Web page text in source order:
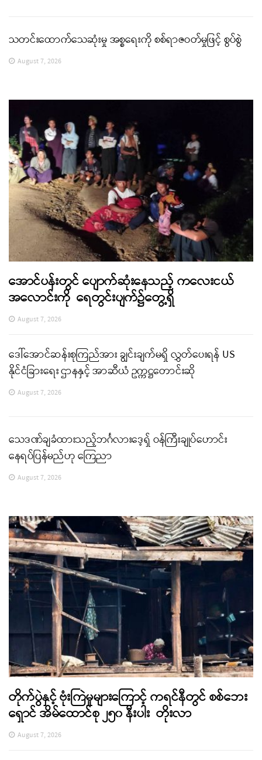
သတင်းထောက်သေဆုံးမှု အစ္စရေးကို စစ်ရာဇဝတ်မှုဖြင့် စွပ်စွဲ
August 7, 2026
အောင်ပန်းတွင် ပျောက်ဆုံးနေသည့် ကလေးငယ်
အလောင်းကို ရေတွင်းပျက်၌တွေ့ရှိ
August 7, 2026
ဒေါ်အောင်ဆန်းစုကြည်အား ချွင်းချက်မရှိ လွှတ်ပေးရန် US
နိုင်ငံခြားရေး ဌာနနှင့် အာဆီယံ ဥက္ကဋ္ဌတောင်းဆို
August 7, 2026
သေဒဏ်ချခံထားသည့်ဘင်္ဂလားဒေ့ရှ် ဝန်ကြီးချုပ်ဟောင်း
နေရပ်ပြန်မည်ဟု ကြေညာ
August 7, 2026
တိုက်ပွဲနှင့် ဗုံးကြဲမှုများကြောင့် ကရင်နီတွင် စစ်ဘေး
ရှောင် အိမ်ထောင်စု ၂၅၀ နီးပါး တိုးလာ
August 7, 2026